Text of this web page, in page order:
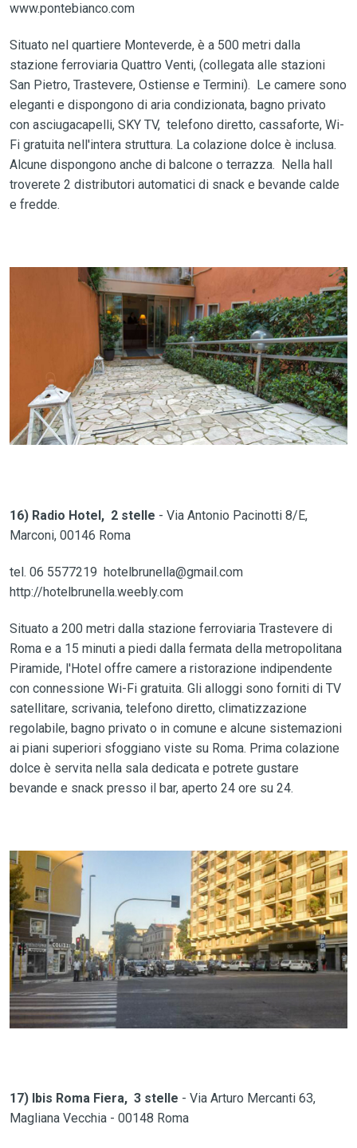
www.pontebianco.com
Situato nel quartiere Monteverde, è a 500 metri dalla
stazione ferroviaria Quattro Venti, (collegata alle stazioni
San Pietro, Trastevere, Ostiense e Termini). Le camere sono
eleganti e dispongono di aria condizionata, bagno privato
con asciugacapelli, SKY TV, telefono diretto, cassaforte, Wi-
Fi gratuita nell'intera struttura. La colazione dolce è inclusa.
Alcune dispongono anche di balcone o terrazza. Nella hall
troverete 2 distributori automatici di snack e bevande calde
e fredde.
16) Radio Hotel, 2 stelle - Via Antonio Pacinotti 8/E,
Marconi, 00146 Roma
tel. 06 5577219 hotelbrunella@gmail.com
http://hotelbrunella.weebly.com
Situato a 200 metri dalla stazione ferroviaria Trastevere di
Roma e a 15 minuti a piedi dalla fermata della metropolitana
Piramide, l'Hotel offre camere a ristorazione indipendente
con connessione Wi-Fi gratuita. Gli alloggi sono forniti di TV
satellitare, scrivania, telefono diretto, climatizzazione
regolabile, bagno privato o in comune e alcune sistemazioni
ai piani superiori sfoggiano viste su Roma. Prima colazione
dolce è servita nella sala dedicata e potrete gustare
bevande e snack presso il bar, aperto 24 ore su 24.
17) Ibis Roma Fiera, 3 stelle - Via Arturo Mercanti 63,
Magliana Vecchia - 00148 Roma